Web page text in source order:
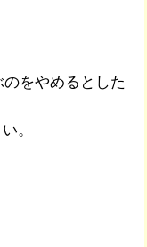
をやめるとした
。